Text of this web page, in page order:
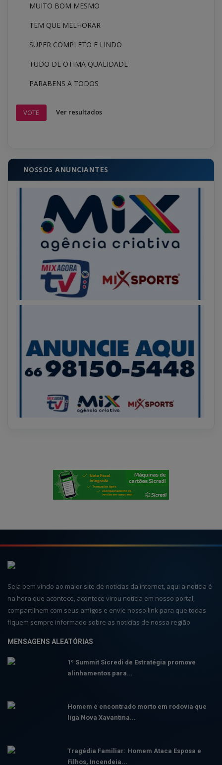
MUITO BOM MESMO
TEM QUE MELHORAR
SUPER COMPLETO E LINDO
TUDO DE OTIMA QUALIDADE
PARABENS A TODOS
VOTE Ver resultados
NOSSOS ANUNCIANTES
Seja bem vindo ao maior site de noticias da internet, aqui a noticia é
na hora que acontece, acontece virou noticia em nosso portal,
compartilhem com seus amigos e envie nosso link para que todas
fiquem sempre informado sobre as noticias de nossa região
MENSAGENS ALEATÓRIAS
1º Summit Sicredi de Estratégia promove
alinhamentos para...
Homem é encontrado morto em rodovia que
liga Nova Xavantina...
Tragédia Familiar: Homem Ataca Esposa e
Filhos, Incendeia...